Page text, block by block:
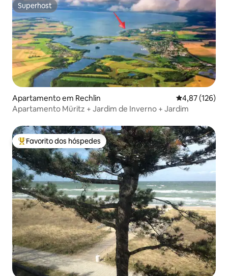
Superhost
Superhost
Apartamento em Rechlin Classificação
4,87 (126)
Apartamento Müritz + Jardim de Inverno + Jardim
Favoritos dos hóspedes mais apreciados
Favorito dos hóspedes